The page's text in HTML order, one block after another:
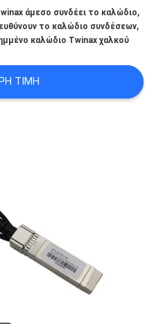
άμεσο συνδέει το καλώδιο,
το καλώδιο συνδέσεων,
καλώδιο Twinax χαλκού
ΤΙΜΉ